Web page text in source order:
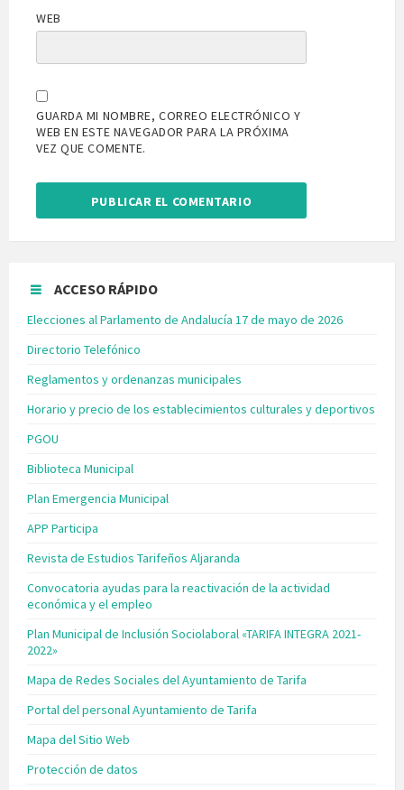
WEB
GUARDA MI NOMBRE, CORREO ELECTRÓNICO Y
WEB EN ESTE NAVEGADOR PARA LA PRÓXIMA
VEZ QUE COMENTE.
ACCESO RÁPIDO
Elecciones al Parlamento de Andalucía 17 de mayo de 2026
Directorio Telefónico
Reglamentos y ordenanzas municipales
Horario y precio de los establecimientos culturales y deportivos
PGOU
Biblioteca Municipal
Plan Emergencia Municipal
APP Participa
Revista de Estudios Tarifeños Aljaranda
Convocatoria ayudas para la reactivación de la actividad
económica y el empleo
Plan Municipal de Inclusión Sociolaboral «TARIFA INTEGRA 2021-
2022»
Mapa de Redes Sociales del Ayuntamiento de Tarifa
Portal del personal Ayuntamiento de Tarifa
Mapa del Sitio Web
Protección de datos